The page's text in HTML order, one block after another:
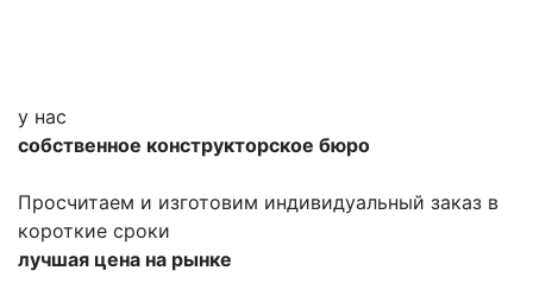
у нас
собственное конструкторское бюро
Просчитаем и изготовим индивидуальный заказ в
короткие сроки
лучшая цена на рынке